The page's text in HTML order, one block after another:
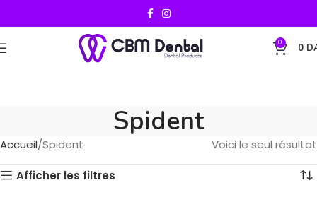
0 0
Spident
Accueil Spident Voici le seul résultat
Afficher les filtres